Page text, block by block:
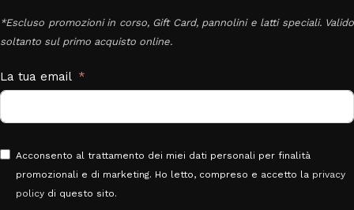
*Escluso promozioni in corso, Gift Card, pannolini e latti speciali. Valido
soltanto sul primo acquisto online.
La tua email
Acconsento al trattamento dei miei dati personali per finalità
promozionali e di marketing. Ho letto, compreso e accetto la privacy
policy di questo sito.